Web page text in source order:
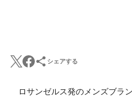
シェアする
ロサンゼルス発のメンズブラ